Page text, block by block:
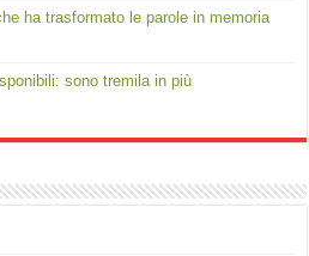
ha trasformato le parole in memoria
sono tremila in più